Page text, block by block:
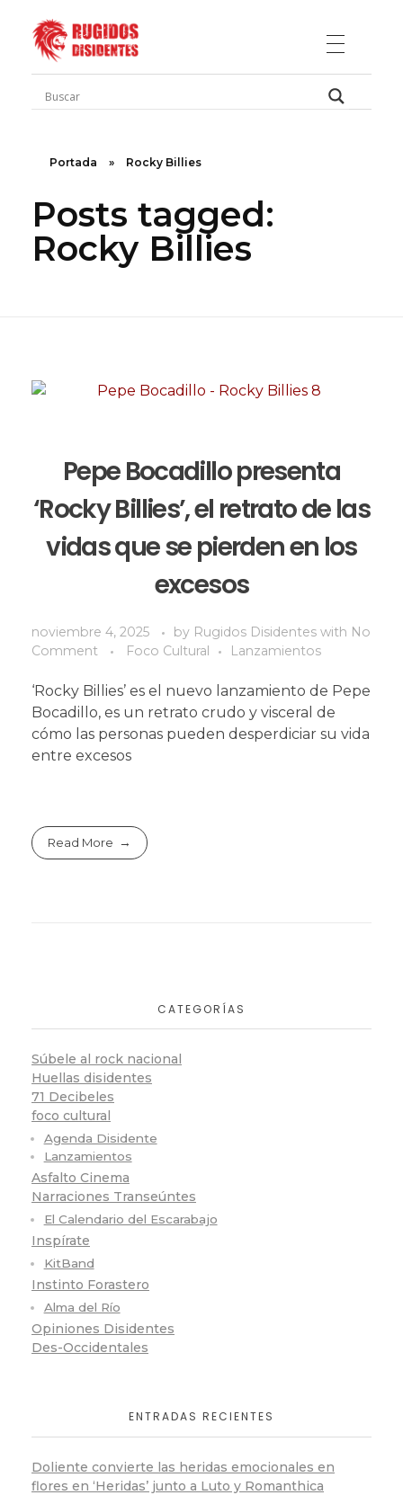
Rugidos Disidentes
Bogotá - Colombia | ISSN 2619-5569
Portada » Rocky Billies
Posts tagged:
Rocky Billies
Pepe Bocadillo presenta
‘Rocky Billies’, el retrato de las
vidas que se pierden en los
excesos
noviembre 4, 2025 by Rugidos Disidentes with No
Comment
Foco Cultural Lanzamientos
‘Rocky Billies’ es el nuevo lanzamiento de Pepe
Bocadillo, es un retrato crudo y visceral de
cómo las personas pueden desperdiciar su vida
entre excesos
Read More
CATEGORÍAS
Súbele al rock nacional
Huellas disidentes
71 Decibeles
foco cultural
Agenda Disidente
Lanzamientos
Asfalto Cinema
Narraciones Transeúntes
El Calendario del Escarabajo
Inspírate
KitBand
Instinto Forastero
Alma del Río
Opiniones Disidentes
Des-Occidentales
ENTRADAS RECIENTES
Doliente convierte las heridas emocionales en
flores en ‘Heridas’ junto a Luto y Romanthica